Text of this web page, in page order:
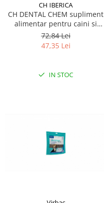
CH IBERICA
CH DENTAL CHEM supliment
alimentar pentru caini si
pisici, recomandat pentru
prevenirea formarii placii
72,84 Lei
47,35 Lei
IN STOC